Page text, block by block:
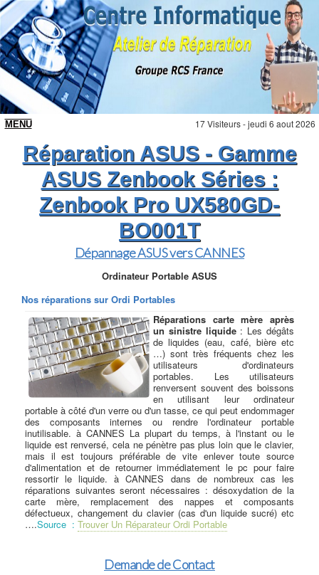
17 Visiteurs - jeudi 6 aout 2026
Réparation ASUS - Gamme
ASUS Zenbook Séries :
Zenbook Pro UX580GD-
BO001T
Dépannage ASUS vers CANNES
Ordinateur Portable ASUS
Nos réparations sur Ordi Portables
Réparations carte mère après
un sinistre liquide: Les dégâts
de liquides (eau, café, bière etc
…) sont très fréquents chez les
utilisateurs d'ordinateurs
portables. Les utilisateurs
renversent souvent des boissons
en utilisant leur ordinateur
portable à côté d'un verre ou d'un tasse, ce qui peut endommager
des composants internes ou rendre l'ordinateur portable
inutilisable. à CANNES La plupart du temps, à l'instant ou le
liquide est renversé, cela ne pénètre pas plus loin que le clavier,
mais il est toujours préférable de vite enlever toute source
d'alimentation et de retourner immédiatement le pc pour faire
ressortir le liquide. à CANNES dans de nombreux cas les
réparations suivantes seront nécessaires : désoxydation de la
carte mère, remplacement des nappes et composants
défectueux, changement du clavier (cas d'un liquide sucré) etc
….Source : Trouver Un Réparateur Ordi Portable
Demande de Contact